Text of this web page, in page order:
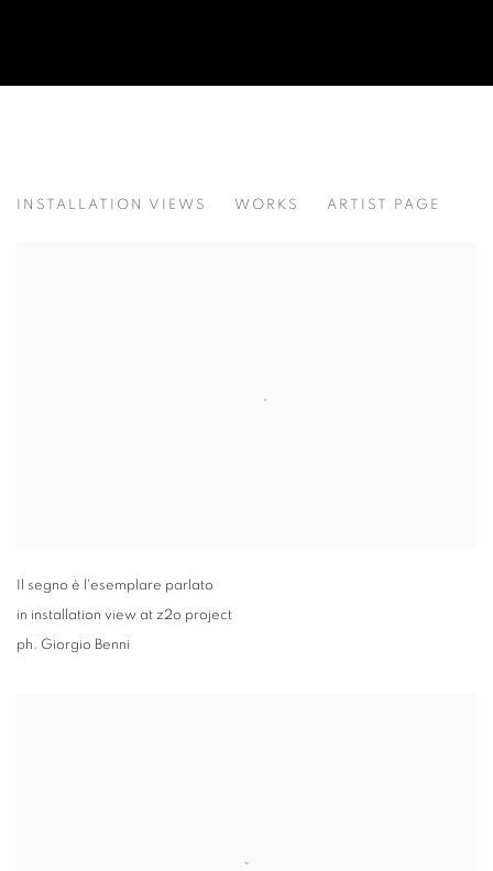
INSTALLATION VIEWS WORKS ARTIST PAGE
Il segno è l'esemplare parlato
in installation view at z2o project
ph. Giorgio Benni